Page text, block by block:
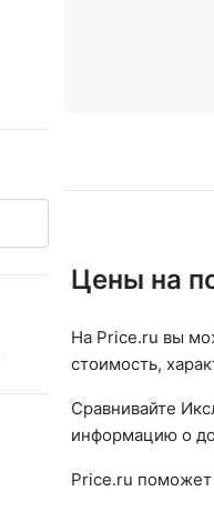
Цены на
На Price.ru вы
стоимость,
Сравнивайте
информацию о
Price.ru поможет